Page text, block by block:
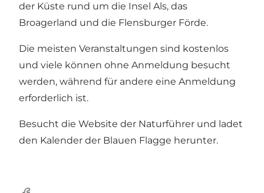
der Küste rund um die Insel Als, das
Broagerland und die Flensburger Förde.
Die meisten Veranstaltungen sind kostenlos
und viele können ohne Anmeldung besucht
werden, während für andere eine Anmeldung
erforderlich ist.
Besucht die Website der Naturführer und ladet
den Kalender der Blauen Flagge herunter.